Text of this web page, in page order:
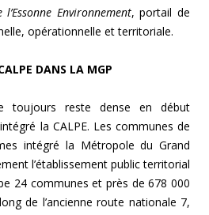
Environnement, portail de
opérationnelle et territoriale.
DANS LA MGP
toujours reste dense en début
la CALPE. Les communes de
intégré la Métropole du Grand
l’établissement public territorial
24 communes et près de 678 000
de l’ancienne route nationale 7,